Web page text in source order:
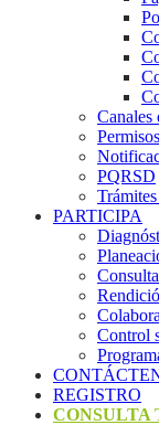
Canales
PQRSD
PARTICIPA
Control
REGISTRO
CONSULTA